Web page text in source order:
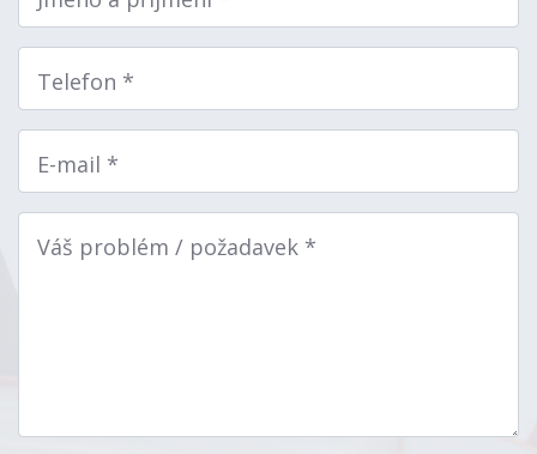
Telefon *
E-mail *
Váš problém / požadavek *